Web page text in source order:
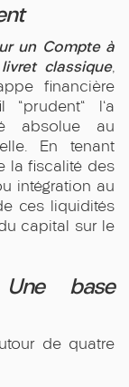
un Compte à
classique,
financière
"prudent" l'a
absolue au
En tenant
la fiscalité des
intégration au
ces liquidités
capital sur le
base
de quatre